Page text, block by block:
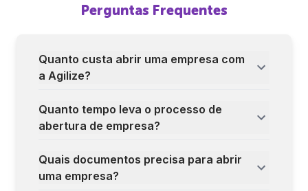
Perguntas Frequentes
Quanto custa abrir uma empresa com
a Agilize?
Quanto tempo leva o processo de
abertura de empresa?
Quais documentos precisa para abrir
uma empresa?